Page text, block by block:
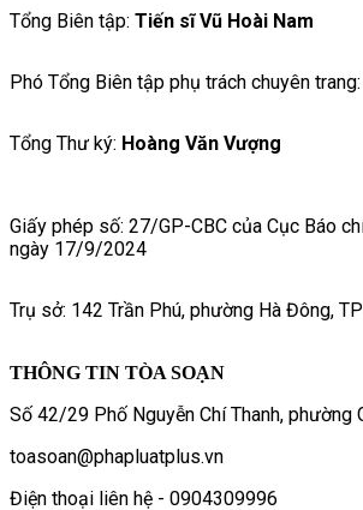
Tổng Biên tập: Tiến sĩ Vũ Hoài Nam
Phó Tổng Biên tập phụ trách chuyên trang:
Tổng Thư ký: Hoàng Văn Vượng
Giấy phép số: 27/GP-CBC của Cục Báo
ngày 17/9/2024
Trụ sở: 142 Trần Phú, phường Hà Đông,
THÔNG TIN TÒA SOẠN
Số 42/29 Phố Nguyễn Chí Thanh, phường
toasoan@phapluatplus.vn
Điện thoại liên hệ - 0904309996